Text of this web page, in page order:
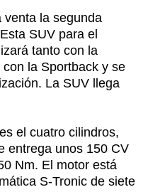
venta la segunda
SUV para el
tanto con la
la Sportback y se
La SUV llega
es el cuatro cilindros,
entrega unos 150 CV
Nm. El motor está
S-Tronic de siete